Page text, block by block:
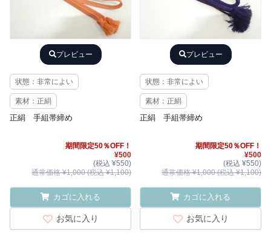
プレビュー
状態：非常によい
素材：正絹
正絹 手組帯締め
期間限定50％OFF！
¥500
(税込 ¥550)
通常価格 ¥1,000 (税込 ¥1,100)
カゴに入れる
お気に入り
プレビュー
状態：非常によい
素材：正絹
正絹 手組帯締め
期間限定50％OFF！
¥500
(税込 ¥550)
通常価格 ¥1,000 (税込 ¥1,100)
カゴに入れる
お気に入り